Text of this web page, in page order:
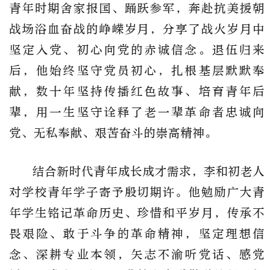
青年时期舍家报国、踊跃参军，奔赴抗美援朝
战场浴血奋战的峥嵘岁月，分享了战火岁月中
坚定入党、初心向党的赤诚信念。退伍归来
后，他始终坚守党员初心，扎根基层默默奉
献，数十年坚持传播红色故事、培育青年后
辈，用一生坚守诠释了老一辈革命者忠诚向
党、无私奉献、艰苦奋斗的崇高精神。
结合新时代青年成长成才需求，李和初老人
对学校青年学子寄予殷切期许。他勉励广大青
年学生铭记革命历史、珍惜和平岁月，传承不
畏艰险、敢于斗争的革命精神，坚定理想信
念、深耕专业本领，矢志不渝听党话、感党